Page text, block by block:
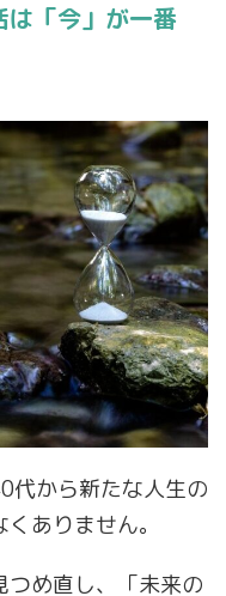
「今」が一番
代から新たな人生の
ありません。
め直し、「未来の